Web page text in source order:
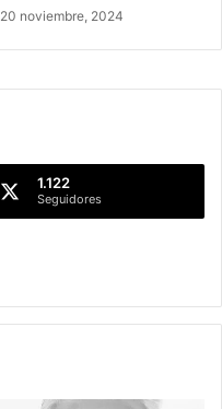
20 noviembre, 2024
1.122
Seguidores